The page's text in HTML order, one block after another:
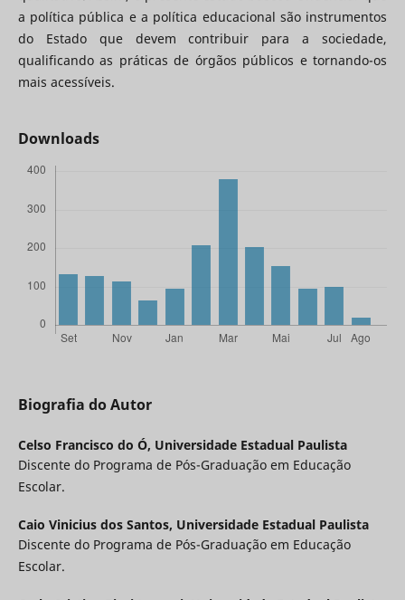
a política pública e a política educacional são instrumentos
do Estado que devem contribuir para a sociedade,
qualificando as práticas de órgãos públicos e tornando-os
mais acessíveis.
Downloads
Biografia do Autor
Celso Francisco do Ó, Universidade Estadual Paulista
Discente do Programa de Pós-Graduação em Educação
Escolar.
Caio Vinicius dos Santos, Universidade Estadual Paulista
Discente do Programa de Pós-Graduação em Educação
Escolar.